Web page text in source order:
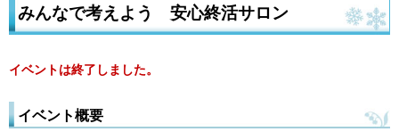
みんなで考えよう 安心終活サロン
イベントは終了しました。
イベント概要